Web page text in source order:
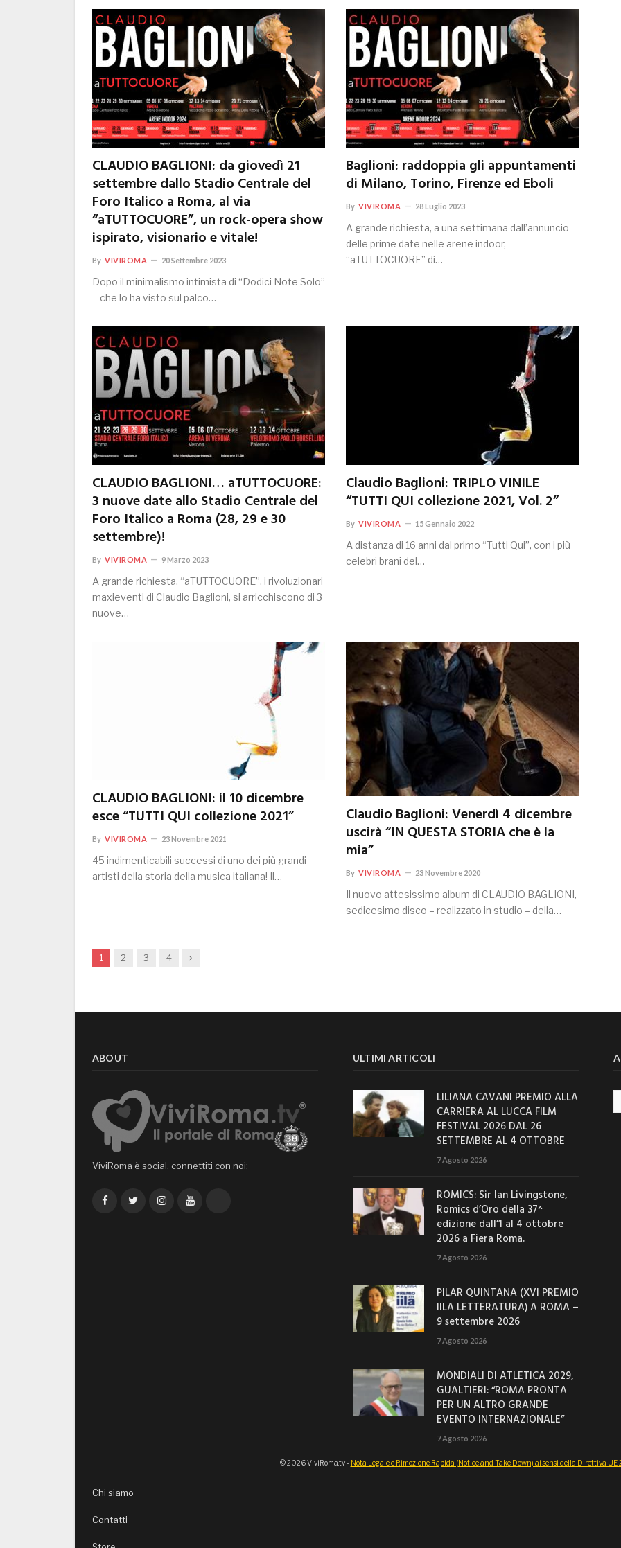
CLAUDIO BAGLIONI: da giovedì 21
settembre dallo Stadio Centrale del
Foro Italico a Roma, al via
“aTUTTOCUORE”, un rock-opera show
ispirato, visionario e vitale!
By VIVIROMA 20 Settembre 2023
Dopo il minimalismo intimista di “Dodici Note Solo”
– che lo ha visto sul palco…
Baglioni: raddoppia gli appuntamenti
di Milano, Torino, Firenze ed Eboli
By VIVIROMA 28 Luglio 2023
A grande richiesta, a una settimana dall’annuncio
delle prime date nelle arene indoor,
“aTUTTOCUORE” di…
CLAUDIO BAGLIONI… aTUTTOCUORE:
3 nuove date allo Stadio Centrale del
Foro Italico a Roma (28, 29 e 30
settembre)!
By VIVIROMA 9 Marzo 2023
A grande richiesta, “aTUTTOCUORE”, i rivoluzionari
maxieventi di Claudio Baglioni, si arricchiscono di 3
nuove…
Claudio Baglioni: TRIPLO VINILE
“TUTTI QUI collezione 2021, Vol. 2”
By VIVIROMA 15 Gennaio 2022
A distanza di 16 anni dal primo “Tutti Qui”, con i più
celebri brani del…
CLAUDIO BAGLIONI: il 10 dicembre
esce “TUTTI QUI collezione 2021”
By VIVIROMA 23 Novembre 2021
45 indimenticabili successi di uno dei più grandi
artisti della storia della musica italiana! Il…
Claudio Baglioni: Venerdì 4 dicembre
uscirà “IN QUESTA STORIA che è la
mia”
By VIVIROMA 23 Novembre 2020
Il nuovo attesissimo album di CLAUDIO BAGLIONI,
sedicesimo disco – realizzato in studio – della…
1 2 3 4 Next
ABOUT
ViviRoma è social, connettiti con noi:
FacebookTwitterInstagramYouTube
ULTIMI ARTICOLI
LILIANA CAVANI PREMIO ALLA
CARRIERA AL LUCCA FILM
FESTIVAL 2026 DAL 26
SETTEMBRE AL 4 OTTOBRE
7 Agosto 2026
ROMICS: Sir Ian Livingstone,
Romics d’Oro della 37^
edizione dall’1 al 4 ottobre
2026 a Fiera Roma.
7 Agosto 2026
PILAR QUINTANA (XVI PREMIO
IILA LETTERATURA) A ROMA –
9 settembre 2026
7 Agosto 2026
MONDIALI DI ATLETICA 2029,
GUALTIERI: “ROMA PRONTA
PER UN ALTRO GRANDE
EVENTO INTERNAZIONALE”
7 Agosto 2026
© 2026 ViviRoma.tv - Nota Legale e Rimozione Rapida (Notice and Take Down) ai sensi della Direttiva
Chi siamo
Contatti